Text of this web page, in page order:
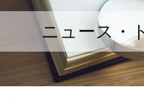
ニュース・